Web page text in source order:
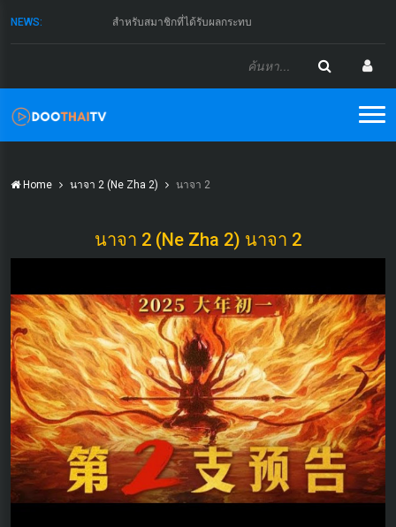
NEWS: สำหรับสมาชิกที่ได้รับผลกระทบ
Home นาจา 2 (Ne Zha 2) นาจา 2
นาจา 2 (Ne Zha 2) นาจา 2